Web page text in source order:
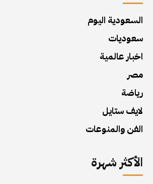
السعودية اليوم
سعوديات
اخبار عالمية
مصر
رياضة
لايف ستايل
الفن والمنوعات
الأكثر شهرة